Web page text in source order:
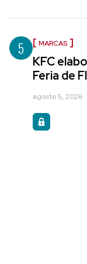
5 MARCAS
KFC
Feria de
agosto 5, 2026